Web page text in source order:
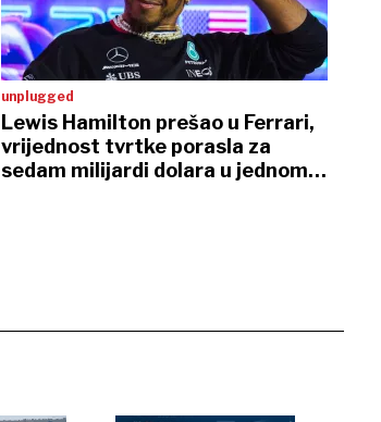
unplugged
Lewis Hamilton prešao u Ferrari,
vrijednost tvrtke porasla za
sedam milijardi dolara u jednom